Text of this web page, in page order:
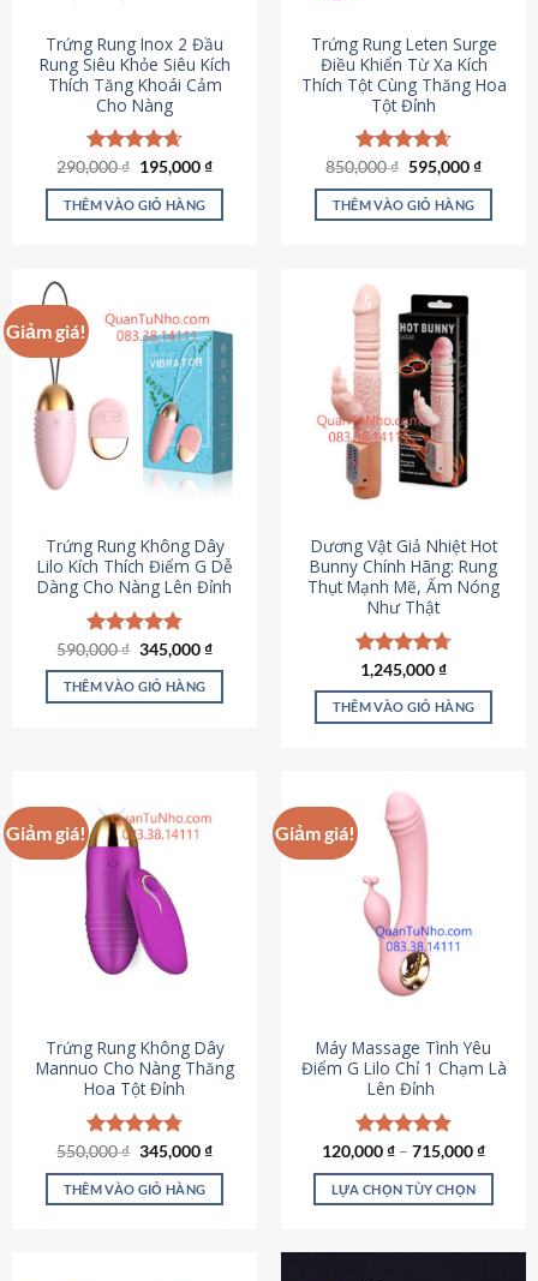
Trứng Rung Inox 2 Đầu
Rung Siêu Khỏe Siêu Kích
Thích Tăng Khoái Cảm
Cho Nàng
Được xếp
hạng4.64
5 sao
290,000₫ Giá
là:
290,000 ₫.
195,000₫Giá
tại
THÊM VÀO GIỎ HÀNG
Trứng Rung Leten Surge
Điều Khiển Từ Xa Kích
Thích Tột Cùng Thăng Hoa
Tột Đỉnh
Được xếp
hạng4.69
5 sao
850,000₫ Giá
là:
850,000 ₫.
595,000₫Giá
tại
THÊM VÀO GIỎ HÀNG
Giảm giá!
Trứng Rung Không Dây
Lilo Kích Thích Điểm G Dễ
Dàng Cho Nàng Lên Đỉnh
Được xếp
hạng4.79
5 sao
590,000₫ Giá
là:
590,000 ₫.
345,000₫Giá
tại
345,000 ₫.
THÊM VÀO GIỎ HÀNG
Dương Vật Giả Nhiệt Hot
Bunny Chính Hãng: Rung
Thụt Mạnh Mẽ, Ấm Nóng
Như Thật
Được xếp
hạng4.73
5 sao
1,245,000₫
THÊM VÀO GIỎ HÀNG
Giảm giá!
Trứng Rung Không Dây
Mannuo Cho Nàng Thăng
Hoa Tột Đỉnh
Được xếp
hạng4.81
5 sao
550,000₫ Giá
là:
550,000 ₫.
345,000₫Giá
tại
THÊM VÀO GIỎ HÀNG
Giảm giá!
Máy Massage Tình Yêu
Điểm G Lilo Chỉ 1 Chạm Là
Lên Đỉnh
Được xếp
hạng4.85
5 sao
120,000₫ – 715,000₫
LỰA CHỌN TÙY CHỌN